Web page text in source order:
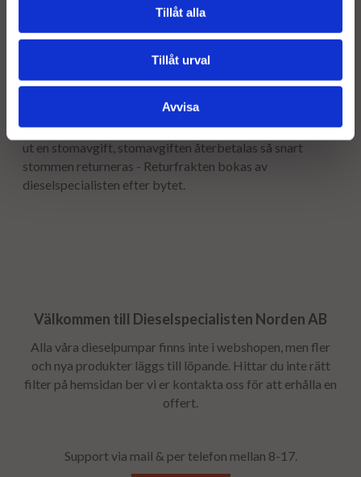
Tillåt alla
Tillåt urval
Avvisa
Som en säkerhet för att få tillbaka er gamla stomme tar vi
ut en stomavgift, stomavgiften återbetalas så snart
stommen returneras - Returfrakten bokas av
dieselspecialisten efter bytet.
Välkommen till Dieselspecialisten Norden AB
Alla våra dieselpumpar finns inte i webshopen, men fler
och nya produkter läggs till löpande. Hittar du inte rätt
filter på hemsidan ber vi er kontakta oss för att erhålla en
offert.
Support via mail & per telefon mellan 8-17.